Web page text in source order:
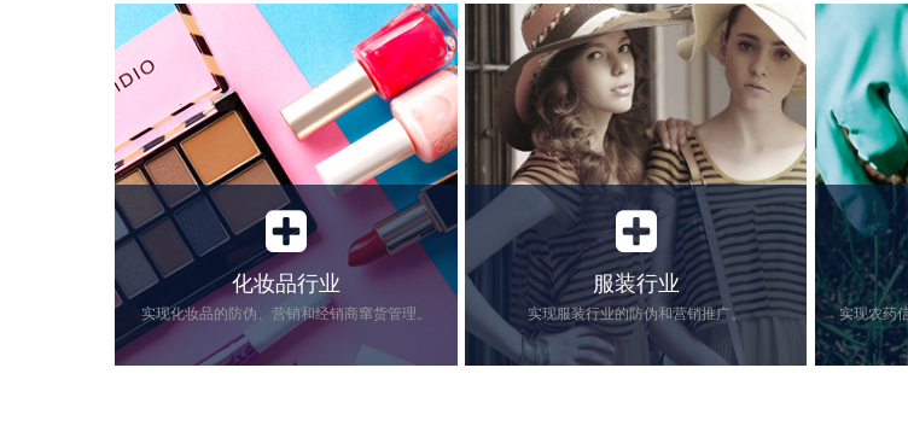
化妆品行业
实现化妆品的防伪、营销和经销商窜货管理。
服装行业
实现服装行业的防伪和营销推广。